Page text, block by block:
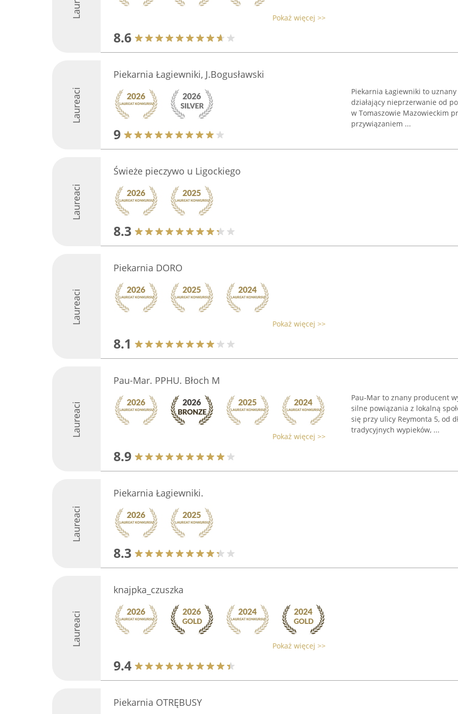
Pokaż więcej >>
8.6
Laureaci
Piekarnia Łagiewniki, J.Bogusławski
9
Piekarnia Łagiewniki to
działający nieprzerwanie od
w Tomaszowie Mazowieckim
przywiązaniem ...
Laureaci
Świeże pieczywo u Ligockiego
8.3
Laureaci
Piekarnia DORO
Pokaż więcej >>
8.1
Laureaci
Pau-Mar. PPHU. Błoch M
Pokaż więcej >>
8.9
Pau-Mar to znany producent
silne powiązania z lokalną
się przy ulicy Reymonta 5, od
tradycyjnych wypieków, ...
Laureaci
Piekarnia Łagiewniki.
8.3
Laureaci
knajpka_czuszka
Pokaż więcej >>
9.4
Piekarnia OTRĘBUSY